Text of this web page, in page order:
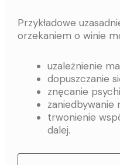
Przykładowe
orzekaniem o winie
uzależnienie
dopuszczanie
znęcanie
zaniedbywanie
trwonienie
dalej.